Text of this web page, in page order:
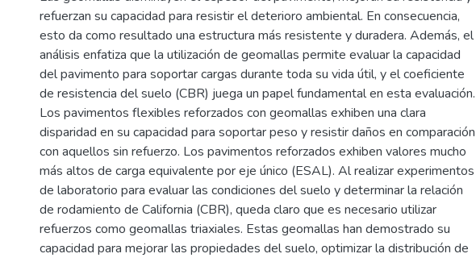
refuerzan su capacidad para resistir el deterioro ambiental. En consecuencia,
esto da como resultado una estructura más resistente y duradera. Además, el
análisis enfatiza que la utilización de geomallas permite evaluar la capacidad
del pavimento para soportar cargas durante toda su vida útil, y el coeficiente
de resistencia del suelo (CBR) juega un papel fundamental en esta evaluación.
Los pavimentos flexibles reforzados con geomallas exhiben una clara
disparidad en su capacidad para soportar peso y resistir daños en comparación
con aquellos sin refuerzo. Los pavimentos reforzados exhiben valores mucho
más altos de carga equivalente por eje único (ESAL). Al realizar experimentos
de laboratorio para evaluar las condiciones del suelo y determinar la relación
de rodamiento de California (CBR), queda claro que es necesario utilizar
refuerzos como geomallas triaxiales. Estas geomallas han demostrado su
capacidad para mejorar las propiedades del suelo, optimizar la distribución de